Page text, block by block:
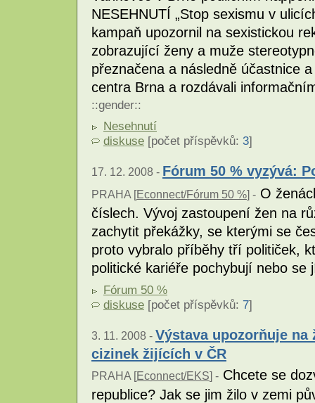
NESEHNUTÍ „Stop sexismu v
kampaň upozornil na sexistickou
zobrazující ženy a muže
přeznačena a následně účastnice
centra Brna a rozdávali
::gender::
Nesehnutí
diskuse [počet příspěvků: 3]
17. 12. 2008 - Fórum 50 % vyzývá:
PRAHA [Econnect/Fórum 50 %] - O
číslech. Vývoj zastoupení žen na
zachytit překážky, se kterými se
proto vybralo příběhy tří političek,
politické kariéře pochybují nebo
Fórum 50 %
diskuse [počet příspěvků: 7]
3. 11. 2008 - Výstava upozorňuje
cizinek žijících v ČR
PRAHA [Econnect/EKS] - Chcete se
republice? Jak se jim žilo v zemi